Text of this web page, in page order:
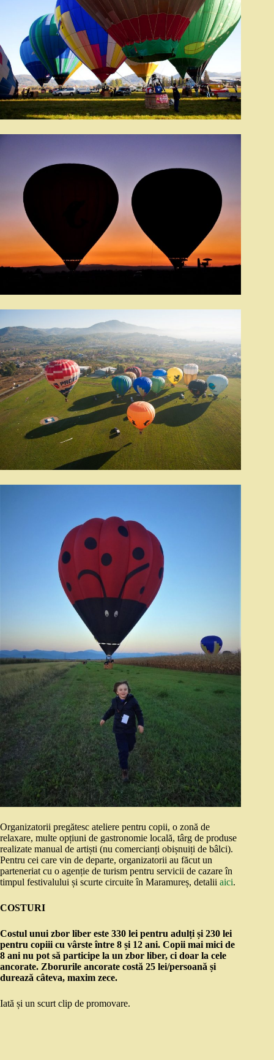
Organizatorii pregătesc ateliere pentru copii, o zonă de
relaxare, multe opțiuni de gastronomie locală, târg de produse
realizate manual de artiști (nu comercianți obișnuiți de bâlci).
Pentru cei care vin de departe, organizatorii au făcut un
parteneriat cu o agenție de turism pentru servicii de cazare în
timpul festivalului și scurte circuite în Maramureș, detalii aici.
COSTURI
Costul unui zbor liber este 330 lei pentru adulți și 230 lei
pentru copiii cu vârste între 8 și 12 ani. Copii mai mici de
8 ani nu pot să participe la un zbor liber, ci doar la cele
ancorate. Zborurile ancorate costă 25 lei/persoană și
durează câteva, maxim zece.
Iată și un scurt clip de promovare.